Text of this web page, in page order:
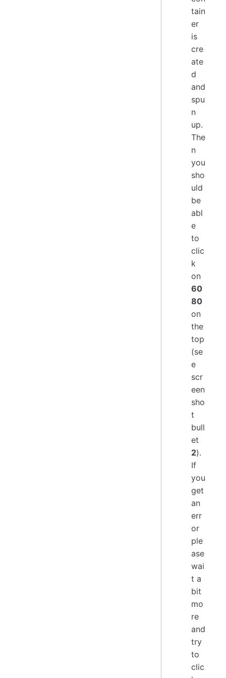
tain
er
is
cre
ate
d
and
spu
n
up.
The
n
you
sho
uld
be
abl
e
to
clic
k
on
60
80
on
the
top
(se
e
scr
een
sho
t
bull
et
2).
If
you
get
an
err
or
ple
ase
wai
t a
bit
mo
re
and
try
to
clic